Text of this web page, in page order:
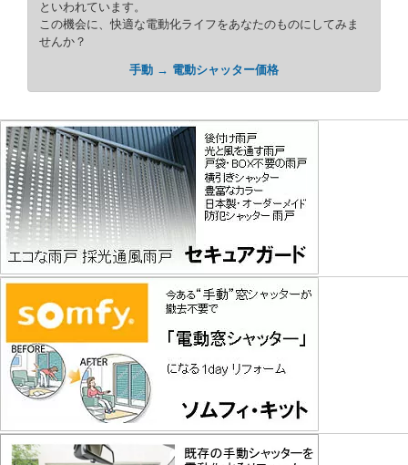
といわれています。
この機会に、快適な電動化ライフをあなたのものにしてみま
せんか？
手動 → 電動シャッター価格